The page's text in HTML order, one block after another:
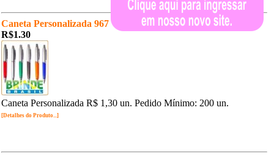
Caneta Personalizada 967
R$1.30
Caneta Personalizada R$ 1,30 un. Pedido Mínimo: 200 un.
[Detalhes do Produto...]